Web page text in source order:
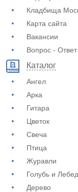
Кладбища
Карта сайта
Вакансии
Вопрос - Ответ
Каталог
Ангел
Арка
Гитара
Цветок
Свеча
Птица
Журавли
Голубь и
Дерево